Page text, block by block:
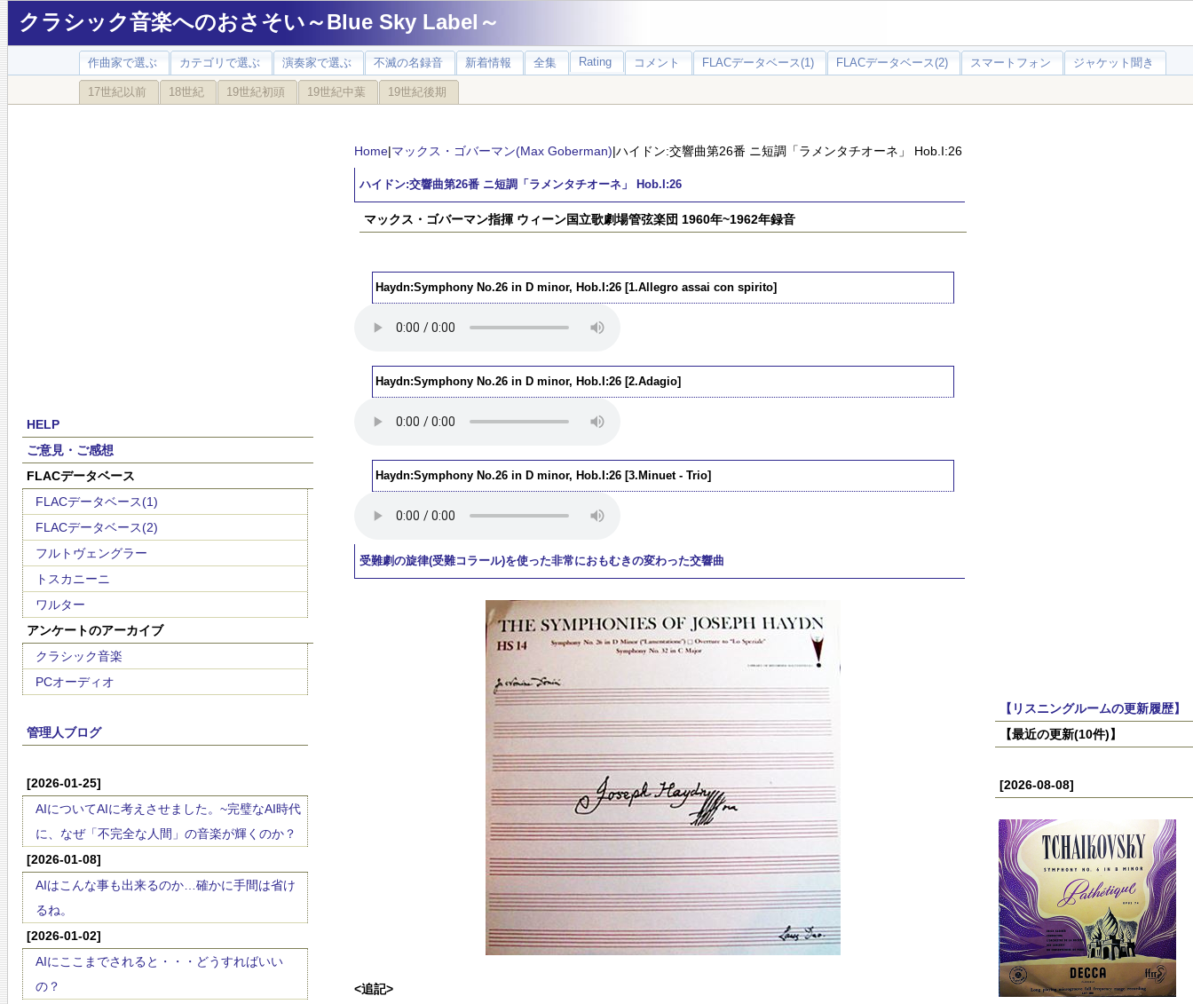
クラシック音楽へのおさそい～Blue Sky Label～
作曲家で選ぶ カテゴリで選ぶ 演奏家で選ぶ 不滅の名録音 新着情報 全集 Rating コメント FLACデータベース(1) FLACデータベース(2) スマートフォン ジャケット聞き
17世紀以前 18世紀 19世紀初頭 19世紀中葉 19世紀後期
HELP
ご意見・ご感想
FLACデータベース
FLACデータベース(1)
FLACデータベース(2)
フルトヴェングラー
トスカニーニ
ワルター
アンケートのアーカイブ
クラシック音楽
PCオーディオ
管理人ブログ
[2026-01-25]
AIについてAIに考えさせました。~完璧なAI時代
に、なぜ「不完全な人間」の音楽が輝くのか？
[2026-01-08]
AIはこんな事も出来るのか…確かに手間は省け
るね。
[2026-01-02]
AIにここまでされると・・・どうすればいい
の？
Home|マックス・ゴバーマン(Max Goberman)|ハイドン:交響曲第26番 ニ短調「ラメンタチオーネ」 Hob.I:26
ハイドン:交響曲第26番 ニ短調「ラメンタチオーネ」 Hob.I:26
マックス・ゴバーマン指揮 ウィーン国立歌劇場管弦楽団 1960年~1962年録音
Haydn:Symphony No.26 in D minor, Hob.I:26 [1.Allegro assai con spirito]
Haydn:Symphony No.26 in D minor, Hob.I:26 [2.Adagio]
Haydn:Symphony No.26 in D minor, Hob.I:26 [3.Minuet - Trio]
受難劇の旋律(受難コラール)を使った非常におもむきの変わった交響曲
<追記>
【リスニングルームの更新履歴】
【最近の更新(10件)】
[2026-08-08]